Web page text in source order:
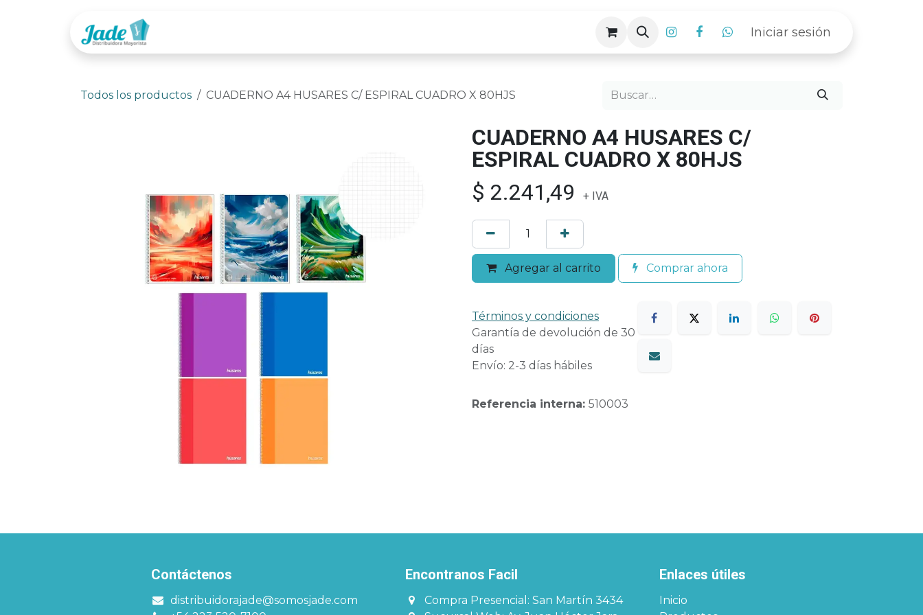
Iniciar sesión
Todos los productos CUADERNO A4 HUSARES C/ ESPIRAL CUADRO X 80HJS
CUADERNO A4 HUSARES C/
ESPIRAL CUADRO X 80HJS
$ 2.241,49 + IVA
Agregar al carrito Comprar ahora
Términos y condiciones
Garantía de devolución de 30
días
Envío: 2-3 días hábiles
Referencia interna: 510003
Enlaces útiles
Inicio
Encontranos Facil​​​
Compra Presencial: San Martín 3434
Contáctenos
distribuidorajade@somosjade.com